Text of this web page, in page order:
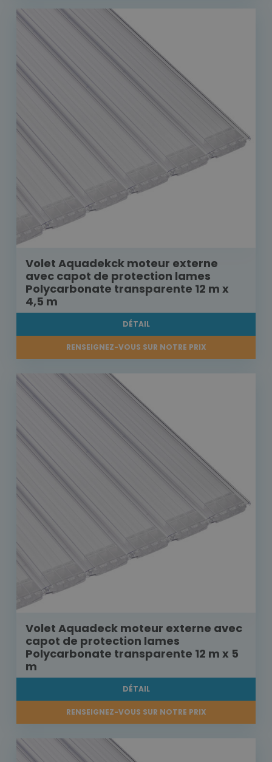
Volet Aquadekck moteur externe
avec capot de protection lames
Polycarbonate transparente 12 m x
4,5 m
DÉTAIL
RENSEIGNEZ-VOUS SUR NOTRE PRIX
Volet Aquadeck moteur externe avec
capot de protection lames
Polycarbonate transparente 12 m x 5
m
DÉTAIL
RENSEIGNEZ-VOUS SUR NOTRE PRIX